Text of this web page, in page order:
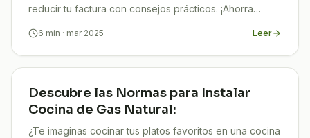
reducir tu factura con consejos prácticos. ¡Ahorra
6 min · mar 2025 Leer
Descubre las Normas para Instalar
Cocina de Gas Natural:
¿Te imaginas cocinar tus platos favoritos en una cocina